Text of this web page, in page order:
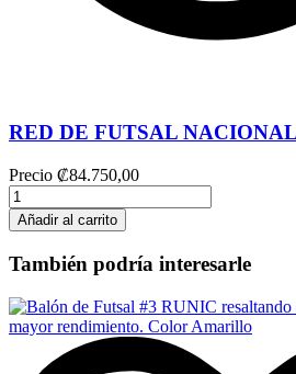
RED DE FUTSAL
Precio ₡84.750,00
Añadir al carrito
También podría interesarle